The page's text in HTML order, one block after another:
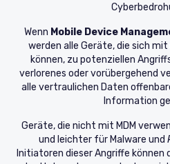
Wenn Mobile Device
werden alle Geräte, die sich
können, zu potenziellen
verlorenes oder vorübergehend
alle vertraulichen Daten
Information
Geräte, die nicht mit MDM
und leichter für Malware und
Initiatoren dieser Angriffe